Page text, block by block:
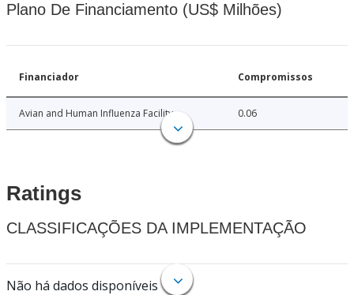
Plano De Financiamento (US$ Milhões)
Financiador Compromissos
Avian and Human Influenza Facility 0.06
Ratings
CLASSIFICAÇÕES DA IMPLEMENTAÇÃO
Não há dados disponíveis